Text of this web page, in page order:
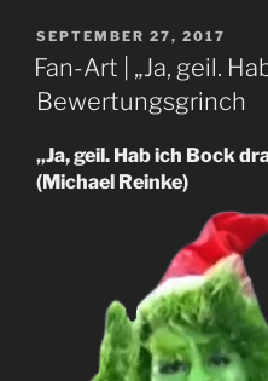
VERÖFFENTLICHT
AM
SEPTEMBER 27, 2017
Fan-Art | „Ja, geil.
Bewertungsgrinch
„Ja, geil. Hab ich Bock
(Michael Reinke)